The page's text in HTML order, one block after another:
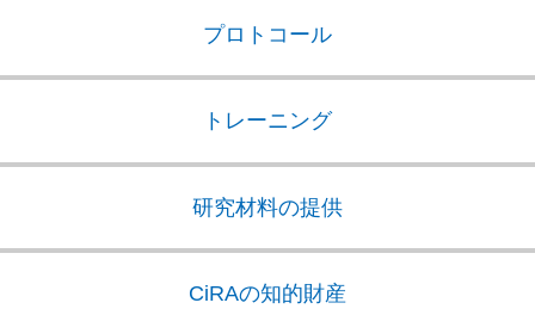
プロトコール
トレーニング
研究材料の提供
CiRAの知的財産